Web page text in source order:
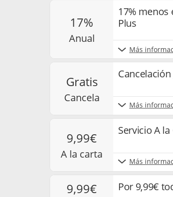
17%
anual
17%
Plus
Más
gratis
cancela
Más
9,99€
a la carta
Servicio A
Más
9,99€ Por 9,99€